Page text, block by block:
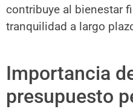
contribuye al bienestar
tranquilidad a largo
Importancia
presupuesto